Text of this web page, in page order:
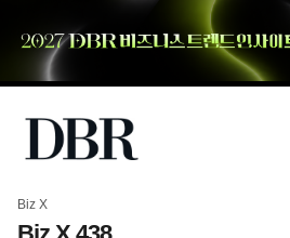
Biz X
Biz X 438